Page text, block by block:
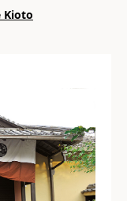
Kioto